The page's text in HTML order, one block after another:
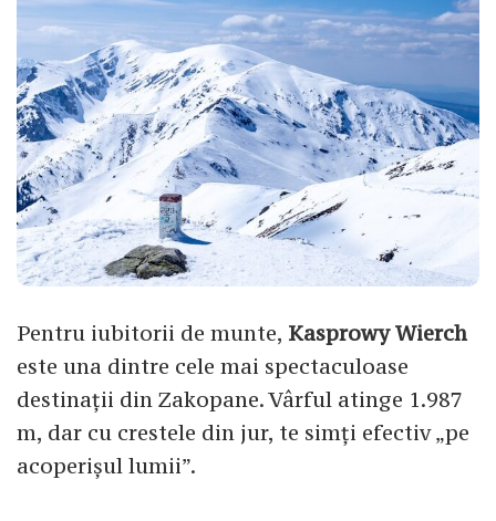
Pentru iubitorii de munte, Kasprowy Wierch
este una dintre cele mai spectaculoase
destinații din Zakopane. Vârful atinge 1.987
m, dar cu crestele din jur, te simți efectiv „pe
acoperișul lumii”.